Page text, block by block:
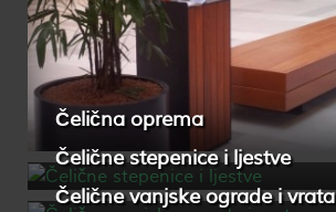
Čelična oprema
Čelične stepenice i ljestve
Čelične vanjske ograde i vrata